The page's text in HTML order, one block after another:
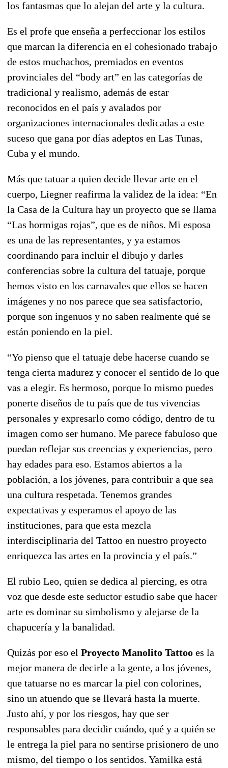
los fantasmas que lo alejan del arte y la cultura.
Es el profe que enseña a perfeccionar los estilos
que marcan la diferencia en el cohesionado trabajo
de estos muchachos, premiados en eventos
provinciales del “body art” en las categorías de
tradicional y realismo, además de estar
reconocidos en el país y avalados por
organizaciones internacionales dedicadas a este
suceso que gana por días adeptos en Las Tunas,
Cuba y el mundo.
Más que tatuar a quien decide llevar arte en el
cuerpo, Liegner reafirma la validez de la idea: “En
la Casa de la Cultura hay un proyecto que se llama
“Las hormigas rojas”, que es de niños. Mi esposa
es una de las representantes, y ya estamos
coordinando para incluir el dibujo y darles
conferencias sobre la cultura del tatuaje, porque
hemos visto en los carnavales que ellos se hacen
imágenes y no nos parece que sea satisfactorio,
porque son ingenuos y no saben realmente qué se
están poniendo en la piel.
“Yo pienso que el tatuaje debe hacerse cuando se
tenga cierta madurez y conocer el sentido de lo que
vas a elegir. Es hermoso, porque lo mismo puedes
ponerte diseños de tu país que de tus vivencias
personales y expresarlo como código, dentro de tu
imagen como ser humano. Me parece fabuloso que
puedan reflejar sus creencias y experiencias, pero
hay edades para eso. Estamos abiertos a la
población, a los jóvenes, para contribuir a que sea
una cultura respetada. Tenemos grandes
expectativas y esperamos el apoyo de las
instituciones, para que esta mezcla
interdisciplinaria del Tattoo en nuestro proyecto
enriquezca las artes en la provincia y el país.”
El rubio Leo, quien se dedica al piercing, es otra
voz que desde este seductor estudio sabe que hacer
arte es dominar su simbolismo y alejarse de la
chapucería y la banalidad.
Quizás por eso el Proyecto Manolito Tattoo es la
mejor manera de decirle a la gente, a los jóvenes,
que tatuarse no es marcar la piel con colorines,
sino un atuendo que se llevará hasta la muerte.
Justo ahí, y por los riesgos, hay que ser
responsables para decidir cuándo, qué y a quién se
le entrega la piel para no sentirse prisionero de uno
mismo, del tiempo o los sentidos. Yamilka está